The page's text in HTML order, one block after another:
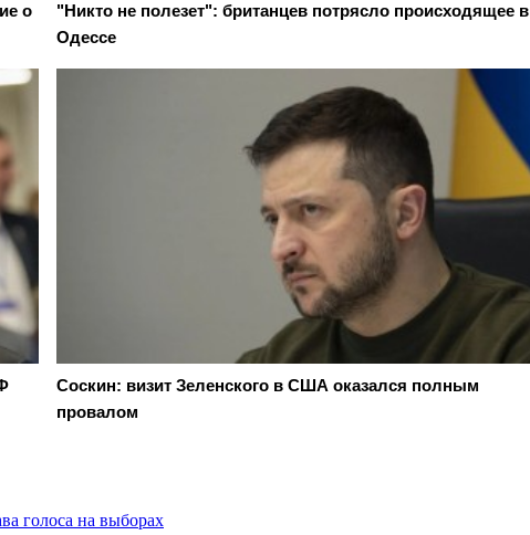
о
"Никто не полезет": британцев потрясло происходящее в
Одессе
Соскин: визит Зеленского в США оказался полным
провалом
голоса на выборах